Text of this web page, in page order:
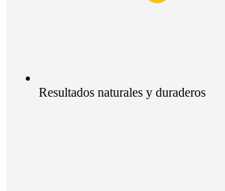
Resultados naturales y duraderos